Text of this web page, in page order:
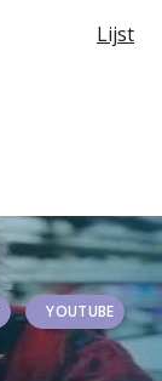
Lijst
YOUTUBE